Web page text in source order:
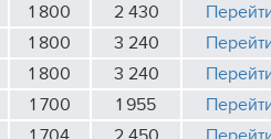
1 800 2 430
1 800 3 240
1 800 3 240
1 700 1 955